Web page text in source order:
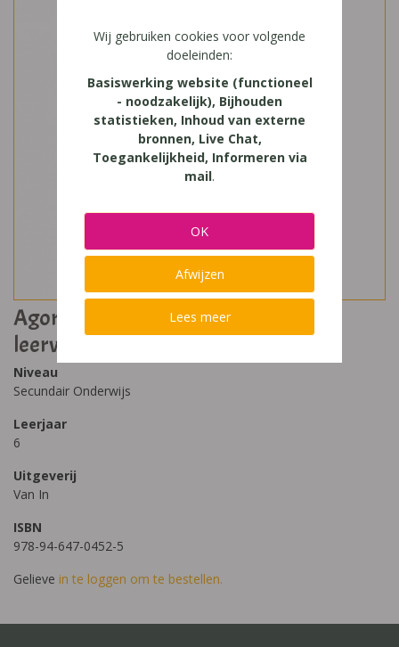
Agora 6 - uitgebreide filosofie
leerwerkboek
Niveau
Secundair Onderwijs
Leerjaar
6
Uitgeverij
Van In
ISBN
978-94-647-0452-5
Gelieve in te loggen om te bestellen.
Wij gebruiken cookies voor volgende
doeleinden:
Basiswerking website (functioneel
- noodzakelijk), Bijhouden
statistieken, Inhoud van externe
bronnen, Live Chat,
Toegankelijkheid, Informeren via
mail.
OK
Afwijzen
Lees meer